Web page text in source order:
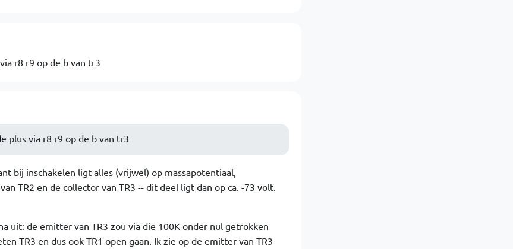
r8 r9 op de b van tr3
plus via r8 r9 op de b van tr3
bij inschakelen ligt alles (vrijwel) op massapotentiaal,
TR2 en de collector van TR3 -- dit deel ligt dan op ca. -73 volt.
uit: de emitter van TR3 zou via die 100K onder nul getrokken
TR3 en dus ook TR1 open gaan. Ik zie op de emitter van TR3